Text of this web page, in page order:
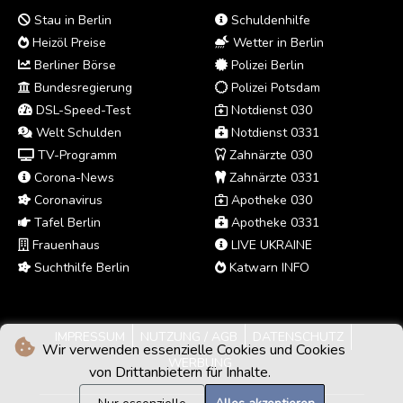
Wir verwenden essenzielle Cookies und Cookies
von Drittanbietern für Inhalte.
Stau in Berlin
Heizöl Preise
Berliner Börse
Bundesregierung
DSL-Speed-Test
Welt Schulden
TV-Programm
Corona-News
Coronavirus
Tafel Berlin
Frauenhaus
Suchthilfe Berlin
Schuldenhilfe
Wetter in Berlin
Polizei Berlin
Polizei Potsdam
Notdienst 030
Notdienst 0331
Zahnärzte 030
Zahnärzte 0331
Apotheke 030
Apotheke 0331
LIVE UKRAINE
Katwarn INFO
IMPRESSUM NUTZUNG / AGB
DATENSCHUTZ
WERBUNG